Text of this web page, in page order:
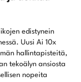
edistynein
Uusi Ai 10x
hallintapisteitä,
tekoälyn ansiosta
nopeita